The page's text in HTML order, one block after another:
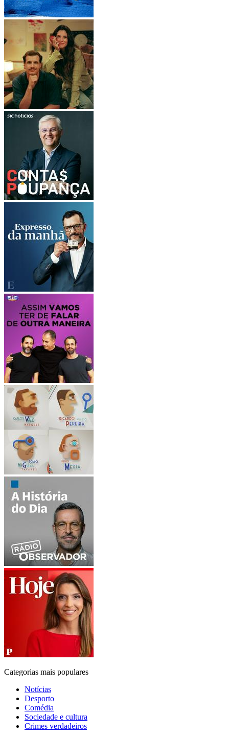
Categorias mais populares
Notícias
Desporto
Comédia
Sociedade e cultura
Crimes verdadeiros